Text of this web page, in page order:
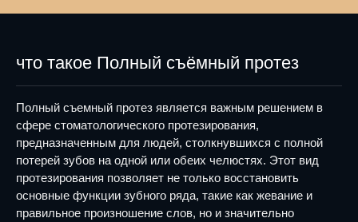
что такое Полный съёмный протез
Полный съемный протез является важным решением в
сфере стоматологического протезирования,
предназначенным для людей, столкнувшихся с полной
потерей зубов на одной или обеих челюстях. Этот вид
протезирования позволяет не только восстановить
основные функции зубного ряда, такие как жевание и
правильное произношение слов, но и значительно